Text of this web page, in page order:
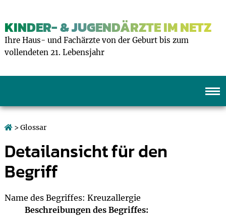
KINDER- & JUGENDÄRZTE IM NETZ
Ihre Haus- und Fachärzte von der Geburt bis zum
vollendeten 21. Lebensjahr
> Glossar
Detailansicht für den
Begriff
Name des Begriffes: Kreuzallergie
Beschreibungen des Begriffes: